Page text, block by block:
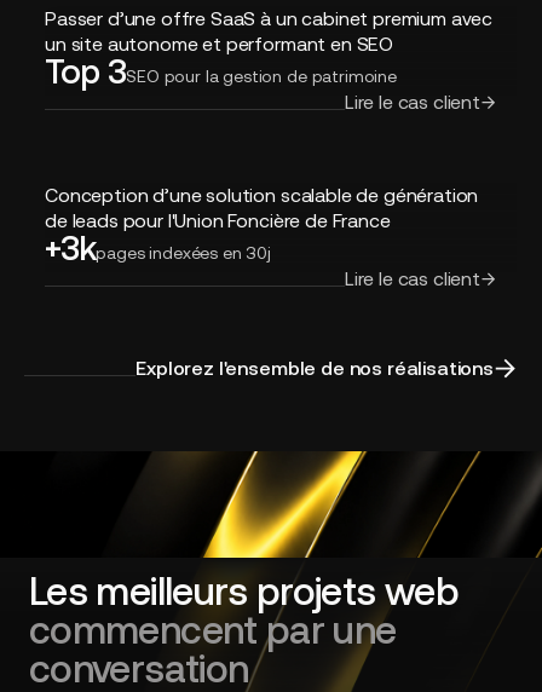
Passer d’une offre SaaS à un cabinet premium avec
un site autonome et performant en SEO
Top 3SEO pour la gestion de patrimoine
Lire le cas client
Passer
d’une
offre
SaaS
premium
avec
un
en
Conception d’une solution scalable de génération
de leads pour l'Union Foncière de France
+3kpages indexées en 30j
Lire le cas client
Conception
d’une
solution
scalable
leads
Explorez l'ensemble de nos réalisations
Les meilleurs projets web
commencent par une
conversation